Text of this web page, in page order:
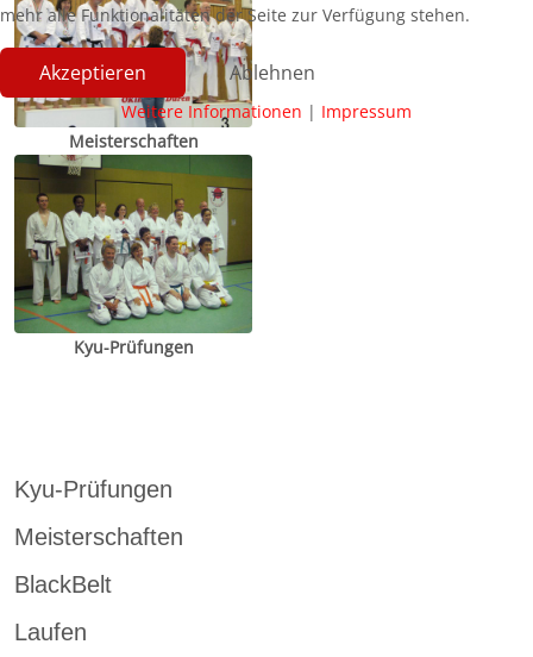
Meisterschaften
Kyu-Prüfungen
Kyu-Prüfungen
Meisterschaften
BlackBelt
Laufen
mehr alle Funktionalitäten der Seite zur Verfügung stehen.
Akzeptieren Ablehnen
Weitere Informationen | Impressum